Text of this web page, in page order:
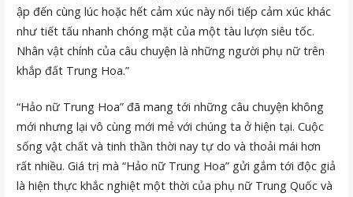
ập đến cùng lúc hoặc hết cảm xúc này nối tiếp cảm xúc khác
như tiết tấu nhanh chóng mặt của một tàu lượn siêu tốc.
Nhân vật chính của câu chuyện là những người phụ nữ trên
khắp đất Trung Hoa.”
“Hảo nữ Trung Hoa” đã mang tới những câu chuyện không
mới nhưng lại vô cùng mới mẻ với chúng ta ở hiện tại. Cuộc
sống vật chất và tinh thần thời nay tự do và thoải mái hơn
rất nhiều. Giá trị mà “Hảo nữ Trung Hoa” gửi gắm tới độc giả
là hiện thực khắc nghiệt một thời của phụ nữ Trung Quốc và